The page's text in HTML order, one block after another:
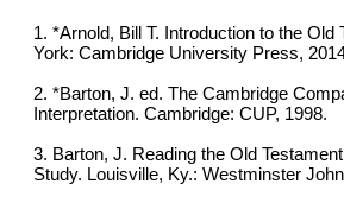
1. *Arnold, Bill T. Introduction to the Old
York: Cambridge University Press,
2. *Barton, J. ed. The Cambridge
Interpretation. Cambridge: CUP, 1998.
3. Barton, J. Reading the Old
Study. Louisville, Ky.: Westminster